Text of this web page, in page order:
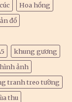
Hoa hồng
đồ
khung gương
ảnh
tranh treo tường
thu